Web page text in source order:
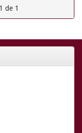
de 1